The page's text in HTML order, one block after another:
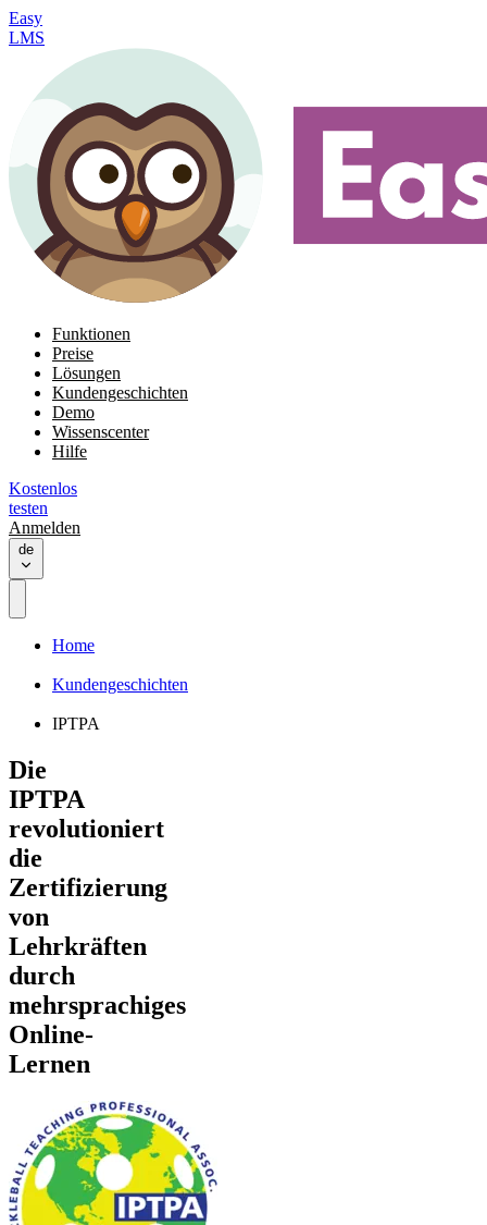
Easy
LMS
Funktionen
Preise
Lösungen
Kundengeschichten
Demo
Wissenscenter
Hilfe
Kostenlos
testen
Anmelden
de
Home
Kundengeschichten
IPTPA
Die
IPTPA
revolutioniert
die
Zertifizierung
von
Lehrkräften
durch
mehrsprachiges
Online-
Lernen